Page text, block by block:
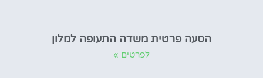
הסעה פרטית משדה התעופה למלון
לפרטים »